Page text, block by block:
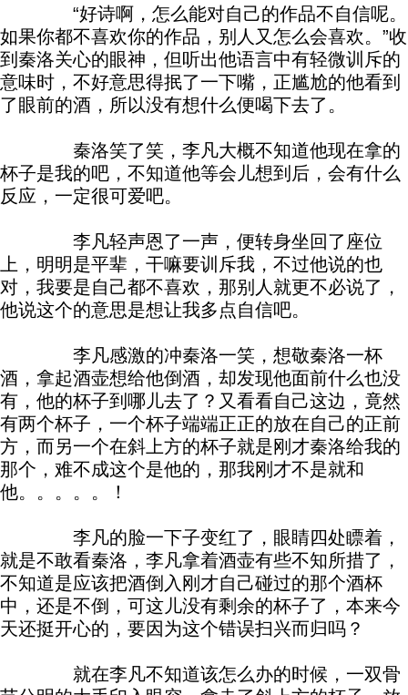
“好诗啊，怎么能对自己的作品不自信呢。
如果你都不喜欢你的作品，别人又怎么会喜欢。”收
到秦洛关心的眼神，但听出他语言中有轻微训斥的
意味时，不好意思得抿了一下嘴，正尴尬的他看到
了眼前的酒，所以没有想什么便喝下去了。
秦洛笑了笑，李凡大概不知道他现在拿的
杯子是我的吧，不知道他等会儿想到后，会有什么
反应，一定很可爱吧。
李凡轻声恩了一声，便转身坐回了座位
上，明明是平辈，干嘛要训斥我，不过他说的也
对，我要是自己都不喜欢，那别人就更不必说了，
他说这个的意思是想让我多点自信吧。
李凡感激的冲秦洛一笑，想敬秦洛一杯
酒，拿起酒壶想给他倒酒，却发现他面前什么也没
有，他的杯子到哪儿去了？又看看自己这边，竟然
有两个杯子，一个杯子端端正正的放在自己的正前
方，而另一个在斜上方的杯子就是刚才秦洛给我的
那个，难不成这个是他的，那我刚才不是就和
他。。。。。！
李凡的脸一下子变红了，眼睛四处瞟着，
就是不敢看秦洛，李凡拿着酒壶有些不知所措了，
不知道是应该把酒倒入刚才自己碰过的那个酒杯
中，还是不倒，可这儿没有剩余的杯子了，本来今
天还挺开心的，要因为这个错误扫兴而归吗？
就在李凡不知道该怎么办的时候，一双骨